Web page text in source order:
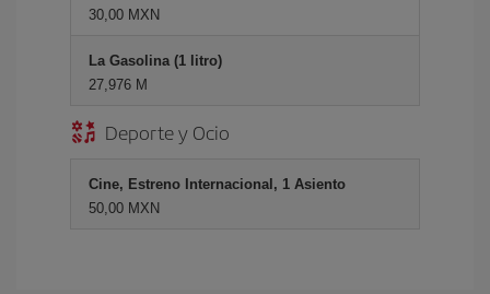
30,00 MXN
La Gasolina (1 litro)
27,976 M
Deporte y Ocio
Cine, Estreno Internacional, 1 Asiento
50,00 MXN